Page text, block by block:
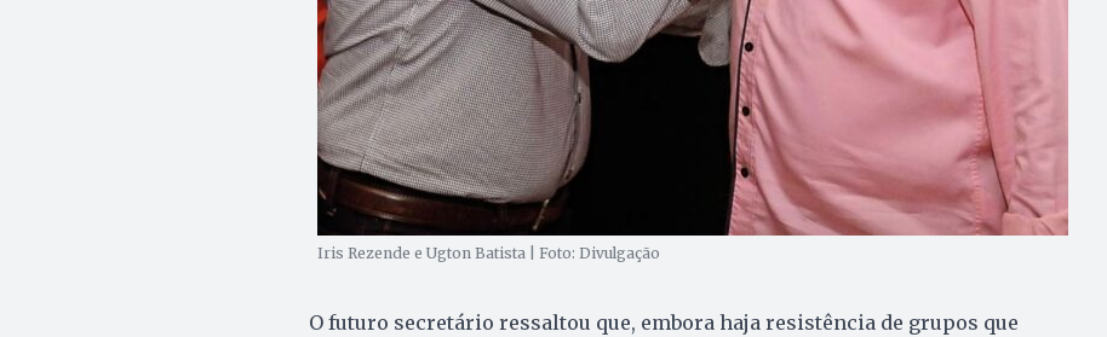
Iris Rezende e Ugton Batista | Foto: Divulgação
O futuro secretário ressaltou que, embora haja resistência de grupos que